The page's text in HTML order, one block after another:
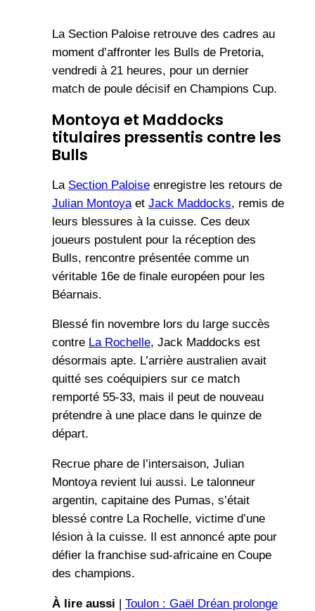
La Section Paloise retrouve des cadres au
moment d’affronter les Bulls de Pretoria,
vendredi à 21 heures, pour un dernier
match de poule décisif en Champions Cup.
Montoya et Maddocks
titulaires pressentis contre les
Bulls
La Section Paloiseenregistre les retours de
Julian Montoyaet Jack Maddocks, remis de
leurs blessures à la cuisse. Ces deux
joueurs postulent pour la réception des
Bulls, rencontre présentée comme un
véritable 16e de finale européen pour les
Béarnais.
Blessé fin novembre lors du large succès
contre La Rochelle, Jack Maddocks est
désormais apte. L’arrière australien avait
quitté ses coéquipiers sur ce match
remporté 55-33, mais il peut de nouveau
prétendre à une place dans le quinze de
départ.
Recrue phare de l’intersaison, Julian
Montoya revient lui aussi. Le talonneur
argentin, capitaine des Pumas, s’était
blessé contre La Rochelle, victime d’une
lésion à la cuisse. Il est annoncé apte pour
défier la franchise sud-africaine en Coupe
des champions.
À lire aussi | Toulon : Gaël Dréan prolonge